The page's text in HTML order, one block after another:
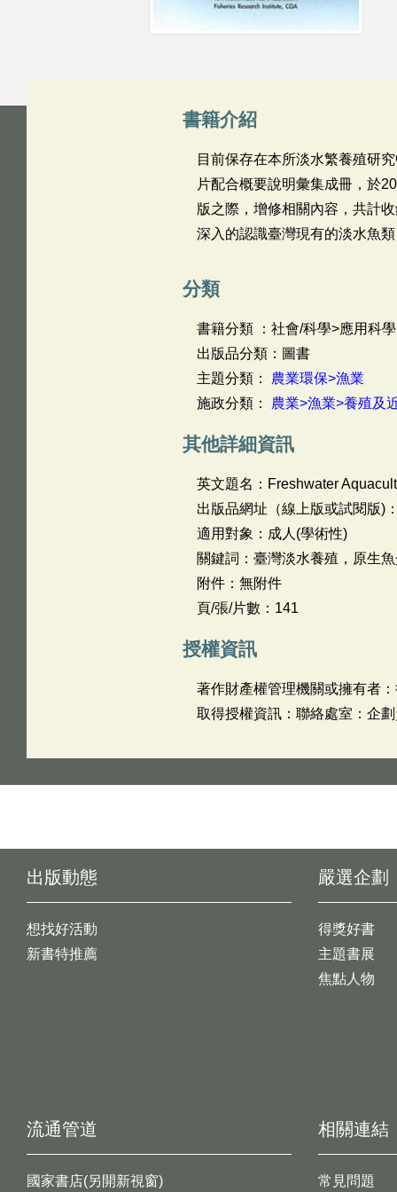
書籍介紹
目前保存在本所淡水繁養殖研
片配合概要說明彙集成冊，於
版之際，增修相關內容，共計
深入的認識臺灣現有的淡水魚類
分類
書籍分類 ：社會/科學>應用科學
出版品分類：圖書
主題分類： 農業環保>漁業
施政分類： 農業>漁業>養殖及
其他詳細資訊
英文題名： Freshwater
出版品網址（線上版或試閱版)
適用對象：成人(學術性)
關鍵詞：臺灣淡水養殖，原生
附件：無附件
頁/張/片數：141
授權資訊
著作財產權管理機關或擁有者
取得授權資訊：聯絡處室：企
出版動態
想找好活動
新書特推薦
嚴選企劃
得獎好書
主題書展
焦點人物
流通管道
國家書店(另開新視窗)
相關連結
常見問題